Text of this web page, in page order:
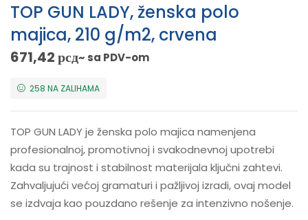
TOP GUN LADY, ženska polo
majica, 210 g/m2, crvena
671,42рсд~ sa PDV-om
258 NA ZALIHAMA
TOP GUN LADY je ženska polo majica namenjena
profesionalnoj, promotivnoj i svakodnevnoj upotrebi
kada su trajnost i stabilnost materijala ključni zahtevi.
Zahvaljujući većoj gramaturi i pažljivoj izradi, ovaj model
se izdvaja kao pouzdano rešenje za intenzivno nošenje.